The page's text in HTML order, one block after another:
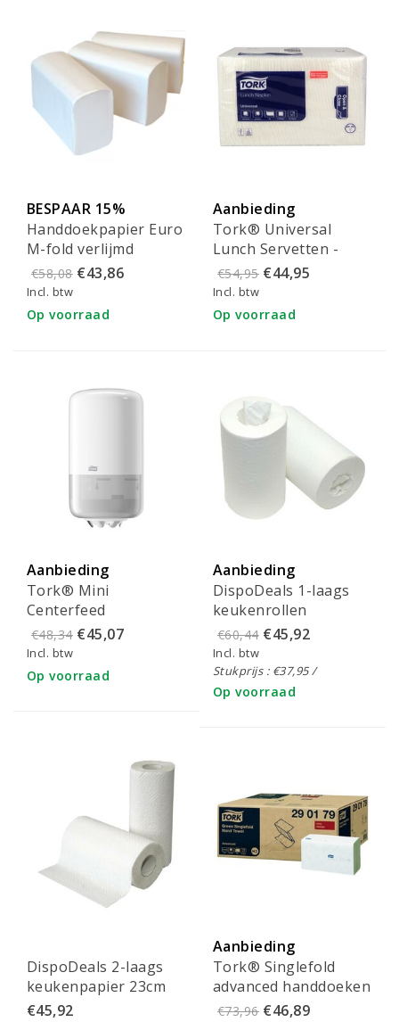
BESPAAR 15%
Handdoekpapier Euro
M-fold verlijmd
Cellulose 2-laags 32 x
20,3 cm
€58,08 €43,86
Incl. btw
Op voorraad
Aanbieding
Tork® Universal
Lunch Servetten -
509300
€54,95 €44,95
Incl. btw
Op voorraad
Aanbieding
Tork® Mini
Centerfeed
Poetspapier
Dispenser Elevation
White - 558000
€48,34 €45,07
Incl. btw
Op voorraad
Aanbieding
DispoDeals 1-laags
keukenrollen
21,5x12,4cm
€60,44 €45,92
Incl. btw
Stukprijs : €37,95 /
Op voorraad
DispoDeals 2-laags
keukenpapier 23cm
(32 rollen)
€45,92
Aanbieding
Tork® Singlefold
advanced handdoeken
- 290179
€73,96 €46,89